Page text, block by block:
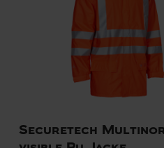
Securetech